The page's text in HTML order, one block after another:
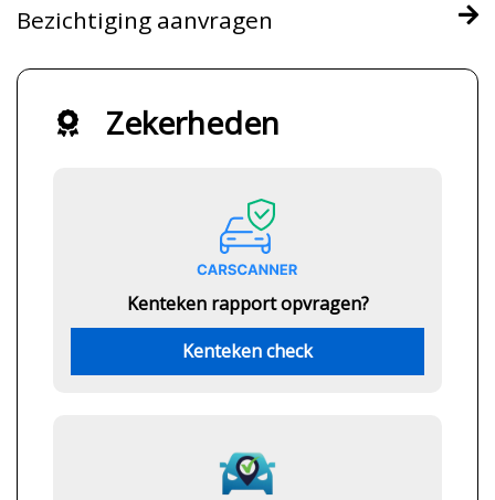
Bezichtiging aanvragen
Zekerheden
Kenteken rapport opvragen?
Kenteken check